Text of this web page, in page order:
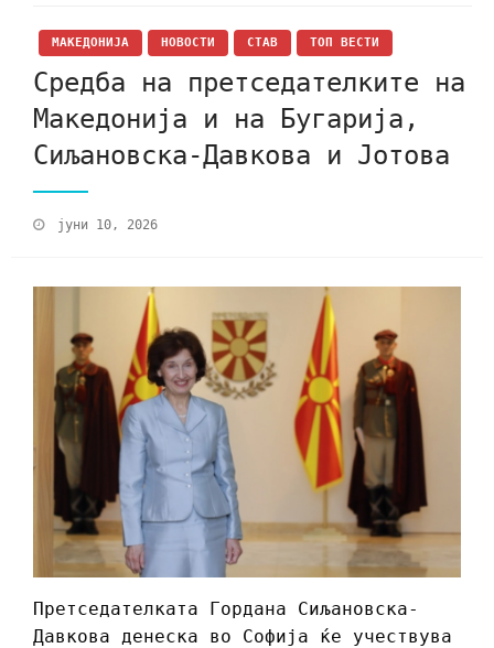
МАКЕДОНИЈА НОВОСТИ СТАВ ТОП ВЕСТИ
Средба на претседателките на
Македонија и на Бугарија,
Сиљановска-Давкова и Јотова
јуни 10, 2026
Претседателката Гордана Сиљановска-
Давкова денеска во Софија ќе учествува